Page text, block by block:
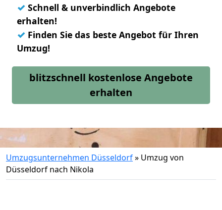
✓ Schnell & unverbindlich Angebote
erhalten!
✓ Finden Sie das beste Angebot für Ihren
Umzug!
blitzschnell kostenlose Angebote
erhalten
Umzugsunternehmen Düsseldorf» Umzug von
Düsseldorf nach Nikola